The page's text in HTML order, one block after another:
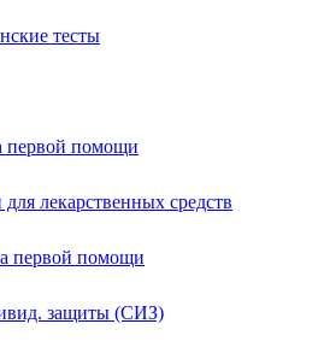
тесты
первой помощи
лекарственных средств
первой помощи
защиты (СИЗ)